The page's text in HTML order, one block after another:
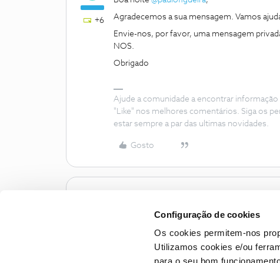
Configuração de cookies
Os cookies permitem-nos
Utilizamos cookies e/ou
+6 Agradecemos a sua mensagem. Vamos
Envie-nos, por favor, uma mensagem
NOS.
Obrigado
Ajude a comunidade a encontrar
"Like" nos melhores comentários. Siga os
estar sempre a par das ultimas novidades.
Gosto